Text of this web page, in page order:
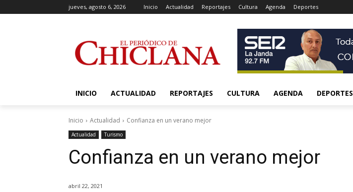
jueves, agosto 6, 2026 Inicio Actualidad Reportajes Cultura Agenda Deportes
INICIO ACTUALIDAD REPORTAJES CULTURA AGENDA DEPORTES
Inicio Actualidad Confianza en un verano mejor
Actualidad Turismo
Confianza en un verano mejor
abril 22, 2021